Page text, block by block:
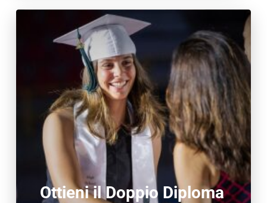
Ottieni il Doppio Diploma